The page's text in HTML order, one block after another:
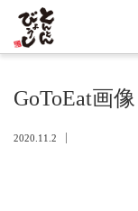
GoToEat画像
2020.11.2